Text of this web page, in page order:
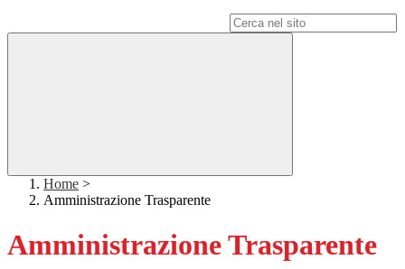
Home >
Amministrazione Trasparente
Amministrazione Trasparente